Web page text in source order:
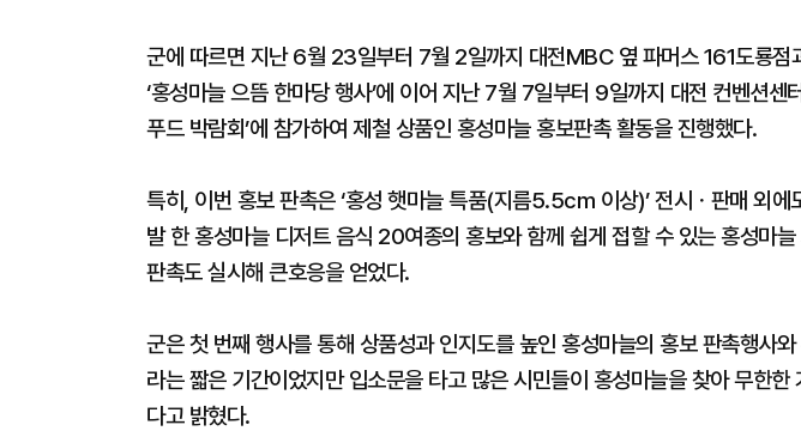
군에 따르면 지난 6월 23일부터 7월 2일까지 대전MBC 옆 파머스 161도룡점
‘홍성마늘 으뜸 한마당 행사’에 이어 지난 7월 7일부터 9일까지 대전 컨벤션센
푸드 박람회’에 참가하여 제철 상품인 홍성마늘 홍보판촉 활동을 진행했다.
특히, 이번 홍보 판촉은 ‘홍성 햇마늘 특품(지름5.5cm 이상)’ 전시ㆍ판매 외에
발 한 홍성마늘 디저트 음식 20여종의 홍보와 함께 쉽게 접할 수 있는 홍성마
판촉도 실시해 큰호응을 얻었다.
군은 첫 번째 행사를 통해 상품성과 인지도를 높인 홍성마늘의 홍보 판촉행사
라는 짧은 기간이었지만 입소문을 타고 많은 시민들이 홍성마늘을 찾아 무한한
다고 밝혔다.